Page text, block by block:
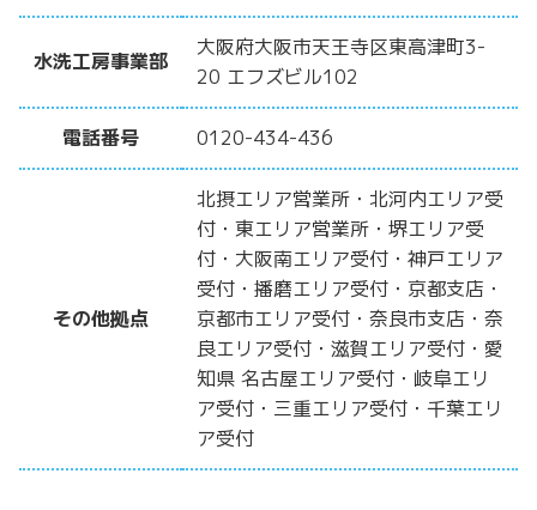
水洗工房事業部
大阪府大阪市天王寺区東高津町3-
20 エフズビル102
電話番号 0120-434-436
その他拠点
北摂エリア営業所・北河内エリア受
付・東エリア営業所・堺エリア受
付・大阪南エリア受付・神戸エリア
受付・播磨エリア受付・京都支店・
京都市エリア受付・奈良市支店・奈
良エリア受付・滋賀エリア受付・愛
知県 名古屋エリア受付・岐阜エリ
ア受付・三重エリア受付・千葉エリ
ア受付